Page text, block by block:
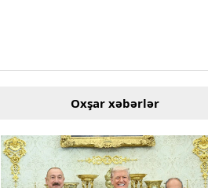
Oxşar xəbərlər